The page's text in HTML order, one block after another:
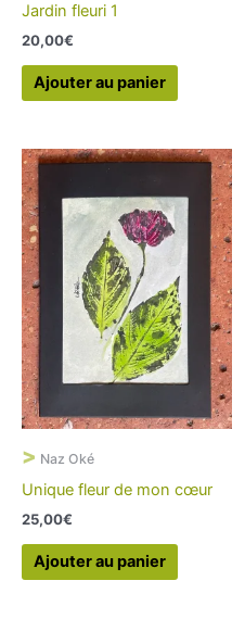
Jardin fleuri 1
20,00€
Ajouter au panier
> Naz Oké
Unique fleur de mon cœur
25,00€
Ajouter au panier